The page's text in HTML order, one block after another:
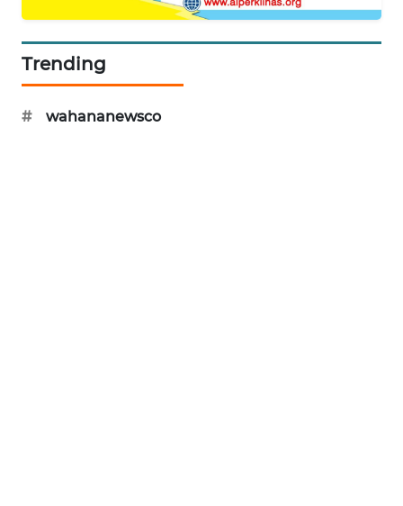
Trending
# wahananewsco
CILEUNGSI